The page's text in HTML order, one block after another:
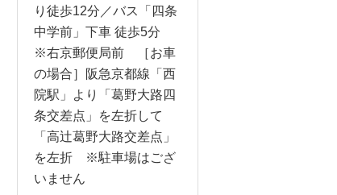
り徒歩12分／バス「四条
中学前」下車 徒歩5分
※右京郵便局前 ［お車
の場合］阪急京都線「西
院駅」より「葛野大路四
条交差点」を左折して
「高辻葛野大路交差点」
を左折 ※駐車場はござ
いません